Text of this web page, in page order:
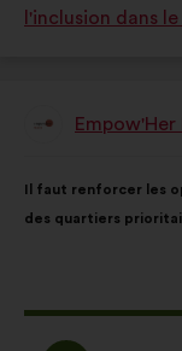
l'inclusion dans
Empow'Her
návrhu:
Il faut renforcer les
des quartiers
rozdelením: